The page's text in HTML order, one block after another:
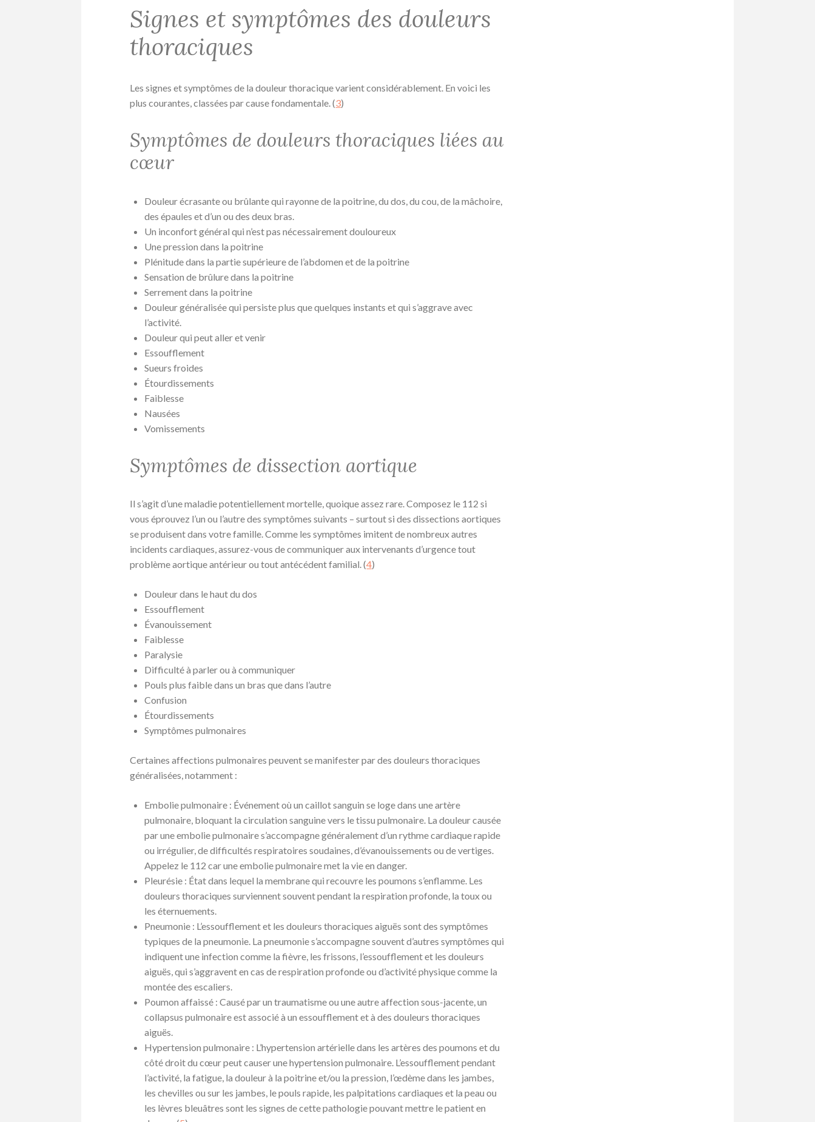
Signes et symptômes des douleurs
thoraciques
Les signes et symptômes de la douleur thoracique varient considérablement. En voici les
plus courantes, classées par cause fondamentale. (3)
Symptômes de douleurs thoraciques liées au
cœur
Douleur écrasante ou brûlante qui rayonne de la poitrine, du dos, du cou, de la mâchoire,
des épaules et d’un ou des deux bras.
Un inconfort général qui n’est pas nécessairement douloureux
Une pression dans la poitrine
Plénitude dans la partie supérieure de l’abdomen et de la poitrine
Sensation de brûlure dans la poitrine
Serrement dans la poitrine
Douleur généralisée qui persiste plus que quelques instants et qui s’aggrave avec
l’activité.
Douleur qui peut aller et venir
Essoufflement
Sueurs froides
Étourdissements
Faiblesse
Nausées
Vomissements
Symptômes de dissection aortique
Il s’agit d’une maladie potentiellement mortelle, quoique assez rare. Composez le 112 si
vous éprouvez l’un ou l’autre des symptômes suivants – surtout si des dissections aortiques
se produisent dans votre famille. Comme les symptômes imitent de nombreux autres
incidents cardiaques, assurez-vous de communiquer aux intervenants d’urgence tout
problème aortique antérieur ou tout antécédent familial. (4)
Douleur dans le haut du dos
Essoufflement
Évanouissement
Faiblesse
Paralysie
Difficulté à parler ou à communiquer
Pouls plus faible dans un bras que dans l’autre
Confusion
Étourdissements
Symptômes pulmonaires
Certaines affections pulmonaires peuvent se manifester par des douleurs thoraciques
généralisées, notamment :
Embolie pulmonaire : Événement où un caillot sanguin se loge dans une artère
pulmonaire, bloquant la circulation sanguine vers le tissu pulmonaire. La douleur causée
par une embolie pulmonaire s’accompagne généralement d’un rythme cardiaque rapide
ou irrégulier, de difficultés respiratoires soudaines, d’évanouissements ou de vertiges.
Appelez le 112 car une embolie pulmonaire met la vie en danger.
Pleurésie : État dans lequel la membrane qui recouvre les poumons s’enflamme. Les
douleurs thoraciques surviennent souvent pendant la respiration profonde, la toux ou
les éternuements.
Pneumonie : L’essoufflement et les douleurs thoraciques aiguës sont des symptômes
typiques de la pneumonie. La pneumonie s’accompagne souvent d’autres symptômes qui
indiquent une infection comme la fièvre, les frissons, l’essoufflement et les douleurs
aiguës, qui s’aggravent en cas de respiration profonde ou d’activité physique comme la
montée des escaliers.
Poumon affaissé : Causé par un traumatisme ou une autre affection sous-jacente, un
collapsus pulmonaire est associé à un essoufflement et à des douleurs thoraciques
aiguës.
Hypertension pulmonaire : L’hypertension artérielle dans les artères des poumons et du
côté droit du cœur peut causer une hypertension pulmonaire. L’essoufflement pendant
l’activité, la fatigue, la douleur à la poitrine et/ou la pression, l’œdème dans les jambes,
les chevilles ou sur les jambes, le pouls rapide, les palpitations cardiaques et la peau ou
les lèvres bleuâtres sont les signes de cette pathologie pouvant mettre le patient en